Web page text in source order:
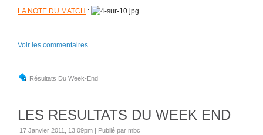
LA NOTE DU MATCH :
Voir les commentaires
Résultats Du Week-End
LES RESULTATS DU WEEK END
17 Janvier 2011, 13:09pm | Publié par mbc